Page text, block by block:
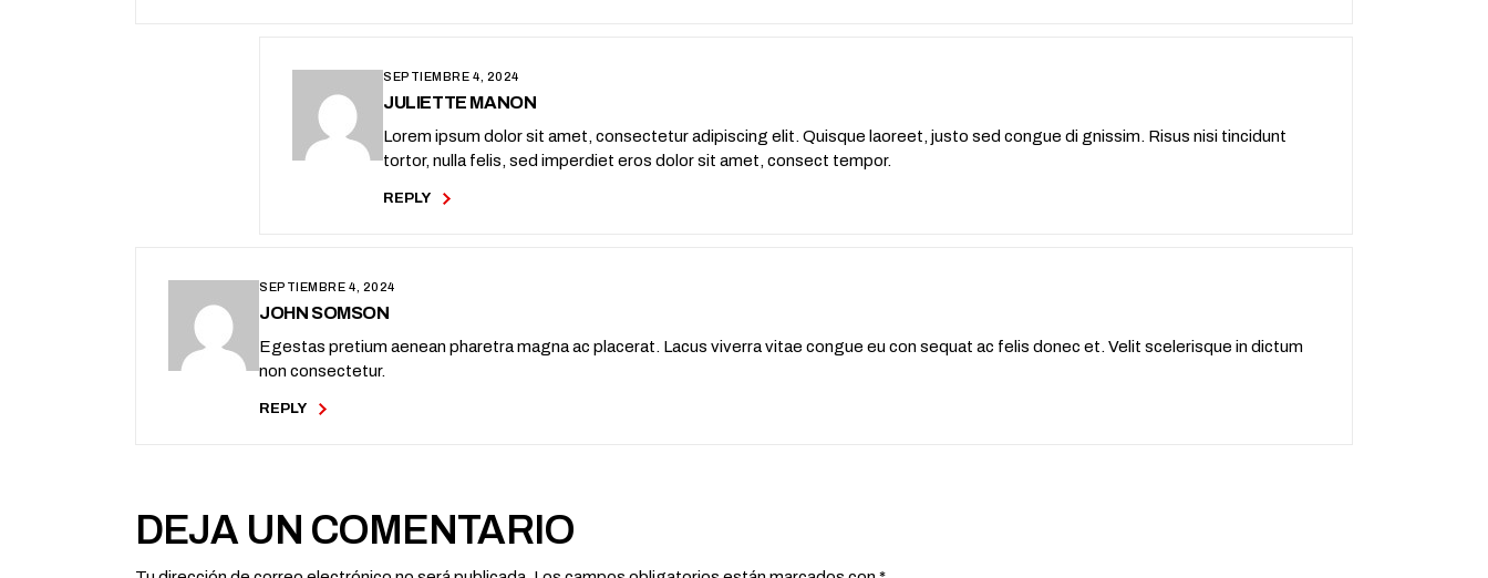
SEPTIEMBRE 4, 2024
JULIETTE MANON
Lorem ipsum dolor sit amet, consectetur adipiscing elit. Quisque laoreet, justo sed congue di gnissim. Risus nisi tincidunt
tortor, nulla felis, sed imperdiet eros dolor sit amet, consect tempor.
REPLY
SEPTIEMBRE 4, 2024
JOHN SOMSON
Egestas pretium aenean pharetra magna ac placerat. Lacus viverra vitae congue eu con sequat ac felis donec et. Velit scelerisque in dictum
non consectetur.
REPLY
DEJA UN COMENTARIO